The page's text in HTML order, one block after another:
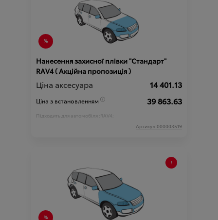
Нанесення захисної плівки "Стандарт"
RAV4 ( Акційна пропозиція )
Ціна аксесуара 14 401.13
Ціна з встановленням 39 863.63
Підходить для автомобіля :RAV4;
Артикул:000003519